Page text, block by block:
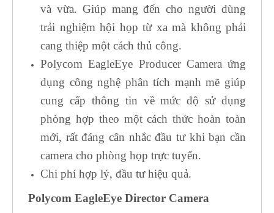
và vừa. Giúp mang đến cho người dùng
trải nghiệm hội họp từ xa mà không phải
cang thiệp một cách thủ công.
Polycom EagleEye Producer Camera ứng
dụng công nghệ phân tích mạnh mẽ giúp
cung cấp thông tin về mức độ sử dụng
phòng hợp theo một cách thức hoàn toàn
mới, rất đáng cân nhắc đầu tư khi bạn cần
camera cho phòng họp trực tuyến.
Chi phí hợp lý, đầu tư hiệu quả.
Polycom EagleEye Director Camera